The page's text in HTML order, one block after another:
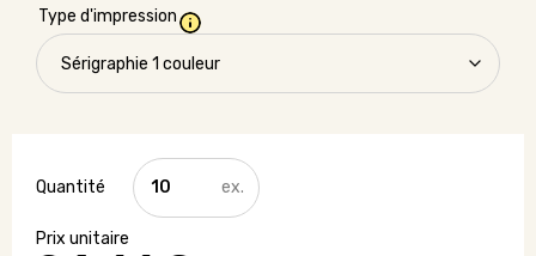
Type d'impression
quantité
de
Jeu